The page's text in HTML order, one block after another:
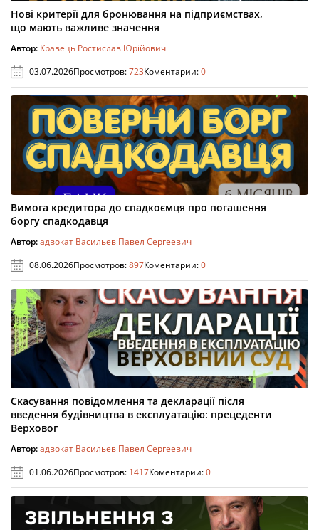
Нові критерії для бронювання на підприємствах,
що мають важливе значення
Автор: Кравець Ростислав Юрійович
03.07.2026Просмотров:723Коментарии:0
Вимога кредитора до спадкоємця про погашення
боргу спадкодавця
Автор:адвокат Васильев Павел Сергеевич
08.06.2026Просмотров:897Коментарии:0
Скасування повідомлення та декларації після
введення будівництва в експлуатацію: прецеденти
Верховог
Автор:адвокат Васильев Павел Сергеевич
01.06.2026Просмотров: 1417Коментарии:0